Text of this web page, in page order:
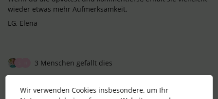
wieder etwas mehr Aufmerksamkeit.
LG, Elena
3 Menschen gefällt dies
Wir verwenden Cookies insbesondere, um Ihr